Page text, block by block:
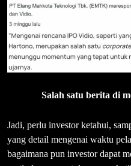
Salah satu berita di
Jadi, perlu investor ketahui,
yang detail mengenai waktu
bagaimana pun investor dapat